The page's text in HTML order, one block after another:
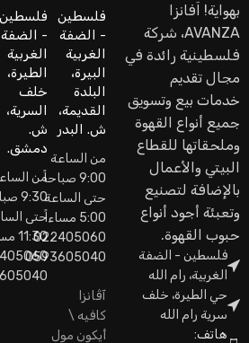
بهواية! اَفانزا
AVANZA، شركة
فلسطينية رائدة في
مجال تقديم
خدمات بيع وتسويق
جميع أنواع القهوة
وملحقاتها للقطاع
البيتي والأعمال
بالإضافة لتصنيع
وتعبئة أجود أنواع
حبوب القهوة.
فلسطين - الضفة
الغربية، رام الله
حي الطيرة، خلف
سرية رام الله
هاتف:
فلسطين
- الضفة
الغربية
البيرة،
البلدة
القديمة،
ش. البدر
من الساعة
9:00 صباحاً
حتى الساعة
5:00 مساءاً
022405060
0593605040
فلسطين
- الضفة
الغربية
الطيرة،
خلف
السرية،
ش.
دمشق.
من
9:30 صباحاً
حتى
11:30 مساءاً
آڤانزا
كافيه \
أيكون مول